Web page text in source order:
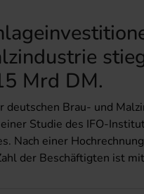
Mrd DM.
Brau- und
Studie des IFO-
Nach einer
der Beschäftigten ist